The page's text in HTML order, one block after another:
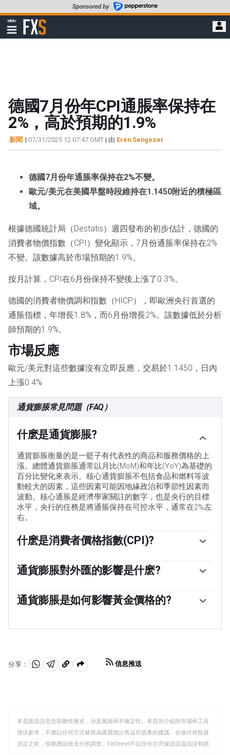
至
要
MENU
顯
示
FXStreet
德國7月份年CPI通脹率保持在
2%，高於預期的1.9%
新聞 | 07/31/2025 12:07:47 GMT | 由 Eren Sengezer
德國7月份年通脹率保持在2%不變。
歐元/美元在美國早盤時段維持在1.1450附近的積極區
域。
根據德國統計局（Destatis）週四發布的初步估計，德國的
消費者物價指數（CPI）變化顯示，7月份通脹率保持在2%
不變。該數據高於市場預期的1.9%。
按月計算，CPI在6月份保持不變後上漲了0.3%。
德國的消費者物價調和指數（HICP），即歐洲央行首選的
通脹指標，年增長1.8%，而6月份增長2%。該數據低於分析
師預期的1.9%。
市場反應
歐元/美元對這些數據沒有立即反應，交易於1.1450，日內
上漲0.4%
通貨膨脹常見問題（FAQ）
什麽是通貨膨脹?
通貨膨脹衡量的是一籃子有代表性的商品和服務價格的上
漲。總體通貨膨脹通常以月比(MoM)和年比(YoY)為基礎的
百分比變化來表示。核心通貨膨脹不包括食品和燃料等波
動較大的因素，這些因素可能因地緣政治和季節性因素而
波動。核心通脹是經濟學家關註的數字，也是央行的目標
水平，央行的任務是將通脹保持在可控水平，通常在2%左
右。
什麽是消費者價格指數(CPI)?
的價格變化。它通常以月環比(MoM)和年同比(YoY)的百分
比變化來表示。核心CPI是各國央行的目標，因為它不包括
會導致更高的利率，反之亦然，當它低於2%時。由於較高
通貨膨脹對外匯的影響是什麽?
有悖常理，反之亦然。這是因為央行通常會提高利率以對
抗更高的通脹，這會吸引更多的全球資本流入，這些投資
通貨膨脹是如何影響黃金價格的?
能保值，雖然投資者在市場極端動蕩時期仍然會購買黃
利率對黃金來說是負面的，因為相對於有息資產或將錢存
入現金存款賬戶，它們增加了持有黃金的機會成本。另一
分享：
分 分 複
板
信息推送
本頁面資訊包含前瞻性陳述，涉及風險和不確定性。本頁所介紹的市場和工具
僅供參考，不應以任何方式被視為購買或出售這些資產的建議。在做任何投資
決定之前，你都應該做充分的調查。FXStreet不以任何方式保證該資訊沒有錯